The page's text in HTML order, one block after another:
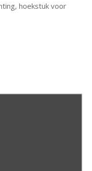
hoekstuk voor